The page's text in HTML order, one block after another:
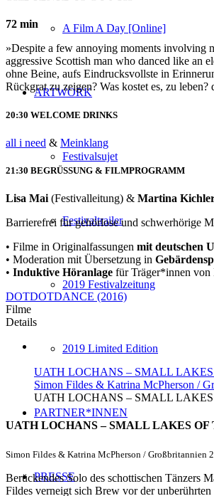
A Film A Day [Online]
ARTWORK
Festivalsujet
Festivaltrailer
2019 Festivalzeitung
2019 Limited Edition
PARTNER*INNEN
PRESSE
72 min
»Despite a few annoying moments involving
aggressive Scottish man who danced like
ohne Beine, aufs Eindrucksvollste in
Rückgrat zu zeigen? Was kostet es, zu
20:30 WELCOME DRINKS
all i need & Meinklang
21:30 BEGRÜSSUNG & FILMPROGRAMM
Lisa Mai (Festivalleitung) & Martina
Barrierefrei für gehörlose und schwerhörige
• Filme in Originalfassungen mit deutschen
• Moderation mit Übersetzung in
• Induktive Höranlage für Träger*innen von
DOTDOTDANCE (2016)
Filme
Details
UATH LOCHANS – SMALL
Simon Fildes & Katrina McPherson /
UATH LOCHANS – SMALL
UATH LOCHANS – SMALL LAKES OF
Simon Fildes & Katrina McPherson / Großbritannien
Berückendes Solo des schottischen
Fildes verneigt sich Brew vor der